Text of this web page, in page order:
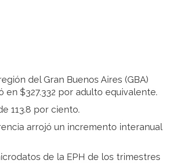
del Gran Buenos Aires (GBA)
$327.332 por adulto equivalente.
113.8 por ciento.
arrojó un incremento interanual
de la EPH de los trimestres